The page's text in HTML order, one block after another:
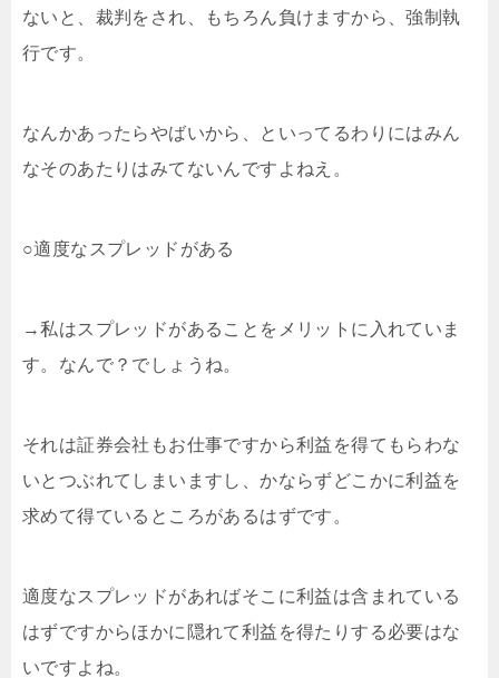
ないと、裁判をされ、もちろん負けますから、強制執
行です。
なんかあったらやばいから、といってるわりにはみん
なそのあたりはみてないんですよねえ。
○適度なスプレッドがある
→私はスプレッドがあることをメリットに入れていま
す。なんで？でしょうね。
それは証券会社もお仕事ですから利益を得てもらわな
いとつぶれてしまいますし、かならずどこかに利益を
求めて得ているところがあるはずです。
適度なスプレッドがあればそこに利益は含まれている
はずですからほかに隠れて利益を得たりする必要はな
いですよね。